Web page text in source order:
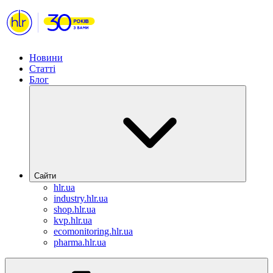
Новини
Статті
Блог
Сайти
hlr.ua
industry.hlr.ua
shop.hlr.ua
kvp.hlr.ua
ecomonitoring.hlr.ua
pharma.hlr.ua